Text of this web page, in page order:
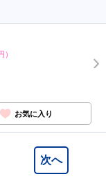
）
お気に入り
次へ